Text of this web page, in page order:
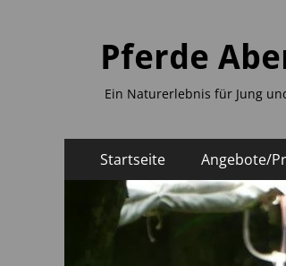
Pferde
Ein Naturerlebnis für Jung
Primäres
Menü
Inhalt
springen
Startseite Angebote/